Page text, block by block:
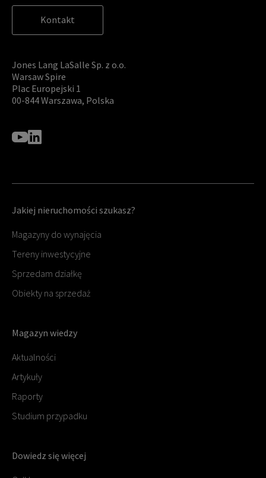
Kontakt
Jones Lang LaSalle Sp. z o.o.
Warsaw Spire
Plac Europejski 1
00-844 Warszawa, Polska
Jakiej nieruchomości szukasz?
Magazyny do wynajęcia
Tereny inwestycyjne
Sprzedam działkę
Obiekty na sprzedaż
Magazyn wiedzy
Aktualności
Artykuły
Raporty
Studium przypadku
Dowiedz się więcej